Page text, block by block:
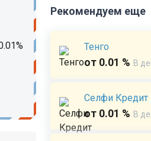
Рекомендуем еще
Тенго
от 0.01 % В
Селфи Кредит
от 0.01 % В